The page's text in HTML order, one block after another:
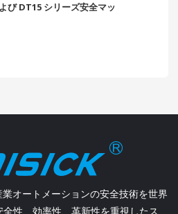
び DT15 シリーズ安全マッ
オートメーションの安全技術を世界
性、効率性、革新性を重視したス